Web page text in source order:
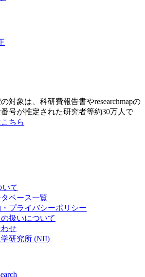
対象は、科研費報告書やresearchmapの
号が推定された研究者等約30万人で
ちら
いて
ベース一覧
プライバシーポリシー
扱いについて
せ
研究所 (NII)